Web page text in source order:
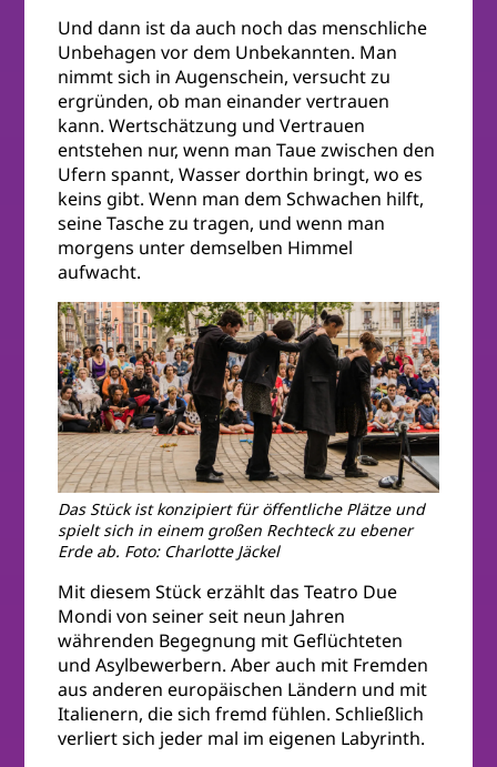
Und dann ist da auch noch das menschliche
Unbehagen vor dem Unbekannten. Man
nimmt sich in Augenschein, versucht zu
ergründen, ob man einander vertrauen
kann. Wertschätzung und Vertrauen
entstehen nur, wenn man Taue zwischen den
Ufern spannt, Wasser dorthin bringt, wo es
keins gibt. Wenn man dem Schwachen hilft,
seine Tasche zu tragen, und wenn man
morgens unter demselben Himmel
aufwacht.
Das Stück ist konzipiert für öffentliche Plätze und
spielt sich in einem großen Rechteck zu ebener
Erde ab. Foto: Charlotte Jäckel
Mit diesem Stück erzählt das Teatro Due
Mondi von seiner seit neun Jahren
währenden Begegnung mit Geflüchteten
und Asylbewerbern. Aber auch mit Fremden
aus anderen europäischen Ländern und mit
Italienern, die sich fremd fühlen. Schließlich
verliert sich jeder mal im eigenen Labyrinth.